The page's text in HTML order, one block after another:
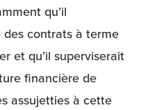
qu’il
contrats à terme
et qu’il superviserait
financière de
assujetties à cette